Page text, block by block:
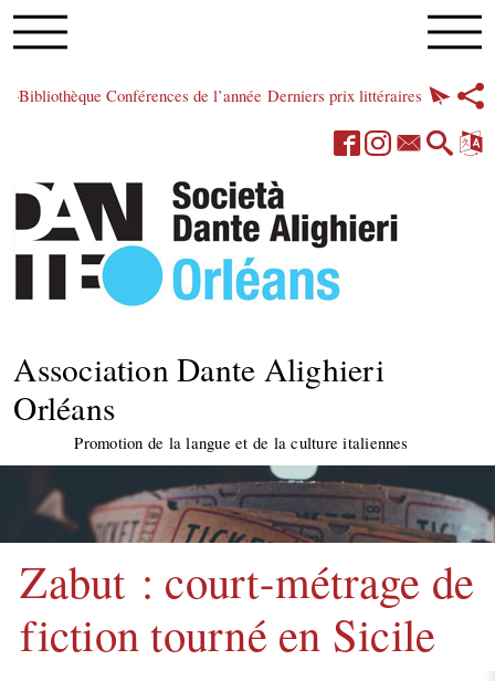
Bibliothèque Conférences de l’année Derniers prix littéraires
Association Dante Alighieri
Orléans
Promotion de la langue et de la culture italiennes
Zabut : court-métrage de
fiction tourné en Sicile